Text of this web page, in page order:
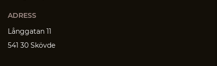
ADRESS
Långgatan 11
541 30 Skövde